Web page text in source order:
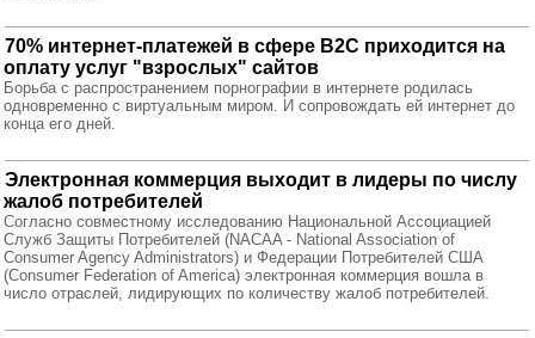
70% интернет-платежей в сфере B2C приходится на
оплату услуг "взрослых" сайтов
Борьба с распространением порнографии в интернете родилась
одновременно с виртуальным миром. И сопровождать ей интернет до
конца его дней.
Электронная коммерция выходит в лидеры по числу
жалоб потребителей
Согласно совместному исследованию Национальной Ассоциацией
Служб Защиты Потребителей (NACAA - National Association of
Consumer Agency Administrators) и Федерации Потребителей США
(Consumer Federation of America) электронная коммерция вошла в
число отраслей, лидирующих по количеству жалоб потребителей.